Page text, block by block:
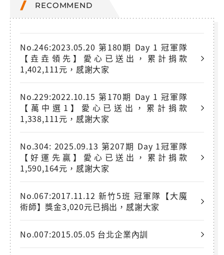
RECOMMEND
No.246:2023.05.20 第180期 Day 1 冠軍隊
【垚垚領先】愛心已送出，累計捐款
1,402,111元，感謝大家
No.229:2022.10.15 第170期 Day 1 冠軍隊
【萬中選1】愛心已送出，累計捐款
1,338,111元，感謝大家
No.304: 2025.09.13 第207期 Day 1冠軍隊
【好運先贏】愛心已送出，累計捐款
1,590,164元，感謝大家
No.067:2017.11.12 新竹5班 冠軍隊【大魔
術師】獎金3,020元已捐出，感謝大家
No.007:2015.05.05 台北企業內訓